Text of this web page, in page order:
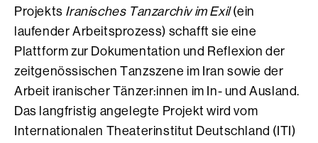
Projekts Iranisches Tanzarchiv im Exil(ein
laufender Arbeitsprozess) schafft sie eine
Plattform zur Dokumentation und Reflexion der
zeitgenössischen Tanzszene im Iran sowie der
Arbeit iranischer Tänzer:innen im In- und Ausland.
Das langfristig angelegte Projekt wird vom
Internationalen Theaterinstitut Deutschland (ITI)